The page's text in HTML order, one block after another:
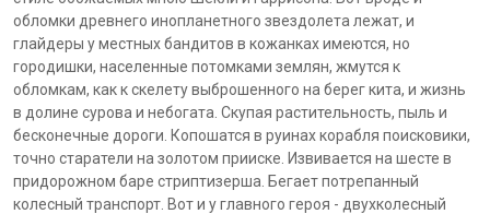
обломки древнего инопланетного звездолета лежат, и
глайдеры у местных бандитов в кожанках имеются, но
городишки, населенные потомками землян, жмутся к
обломкам, как к скелету выброшенного на берег кита, и жизнь
в долине сурова и небогата. Скупая растительность, пыль и
бесконечные дороги. Копошатся в руинах корабля поисковики,
точно старатели на золотом прииске. Извивается на шесте в
придорожном баре стриптизерша. Бегает потрепанный
колесный транспорт. Вот и у главного героя - двухколесный